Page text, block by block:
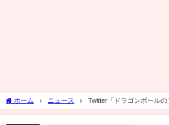
ホーム ニュース
Twitter「ドラゴンボール
発！！！！！」